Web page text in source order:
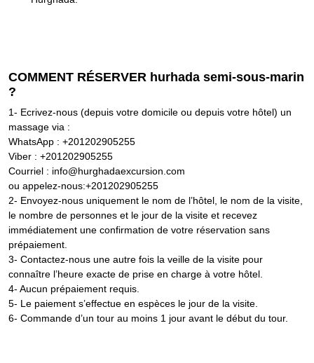
COMMENT RÉSERVER hurhada semi-sous-marin
?
1- Ecrivez-nous (depuis votre domicile ou depuis votre hôtel) un
massage via :
WhatsApp : +201202905255
Viber : +201202905255
Courriel : info@hurghadaexcursion.com
ou appelez-nous:+201202905255
2- Envoyez-nous uniquement le nom de l’hôtel, le nom de la visite,
le nombre de personnes et le jour de la visite et recevez
immédiatement une confirmation de votre réservation sans
prépaiement.
3- Contactez-nous une autre fois la veille de la visite pour
connaître l’heure exacte de prise en charge à votre hôtel.
4- Aucun prépaiement requis.
5- Le paiement s’effectue en espèces le jour de la visite.
6- Commande d’un tour au moins 1 jour avant le début du tour.